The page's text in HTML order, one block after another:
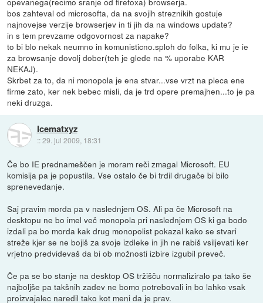
bos zahteval od microsofta, da na svojih streznikih gostuje
najnovejse verzije browserjev in ti jih da na windows update?
in s tem prevzame odgovornost za napake?
to bi blo nekak neumno in komunisticno.sploh do folka, ki mu je ie
za browsanje dovolj dober(teh je glede na % uporabe KAR
NEKAJ).
Skrbet za to, da ni monopola je ena stvar...vse vrzt na pleca ene
firme zato, ker nek bebec misli, da je trd opere premajhen...to je pa
neki druzga.
Icematxyz
::29. jul 2009, 18:31
Če bo IE prednameščen je moram reči zmagal Microsoft. EU
komisija pa je popustila. Vse ostalo če bi trdil drugače bi bilo
sprenevedanje.
Saj pravim morda pa v naslednjem OS. Ali pa če Microsoft na
desktopu ne bo imel več monopola pri naslednjem OS ki ga bodo
izdali pa bo morda kak drug monopolist pokazal kako se stvari
streže kjer se ne bojiš za svoje izdleke in jih ne rabiš vsiljevati ker
vrjetno predvidevaš da bi ob možnosti izbire izgubil preveč.
Če pa se bo stanje na desktop OS tržišču normaliziralo pa tako še
najboljše pa takšnih zadev ne bomo potrebovali in bo lahko vsak
proizvajalec naredil tako kot meni da je prav.